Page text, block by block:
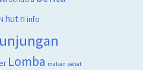
hut ri info
Lomba makan sehat